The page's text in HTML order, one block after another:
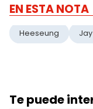
EN ESTA NOTA
Heeseung Jay